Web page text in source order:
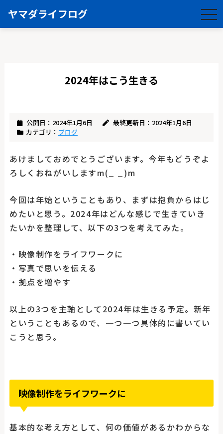
ヤマダライフログ
2024年はこう生きる
公開日：2024年1月6日
最終更新日：2024年1月6日
カテゴリ： ブログ
あけましておめでとうございます。今年もどうぞよ
ろしくおねがいしますm(_ _)m
今回は年始ということもあり、まずは抱負からはじ
めたいと思う。2024年はどんな感じで生きていき
たいかを整理して、以下の3つを考えてみた。
・映像制作をライフワークに
・写真で思いを伝える
・拠点を増やす
以上の3つを主軸として2024年は生きる予定。新年
ということもあるので、一つ一つ具体的に書いてい
こうと思う。
映像制作をライフワークに
基本的な考え方として、何の価値があるかわからな